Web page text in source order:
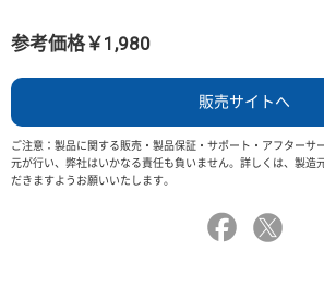
参考価格￥1,980
販売サイトへ
ご注意：製品に関する販売・製品保証・サポート・アフターサ
元が行い、弊社はいかなる責任も負いません。詳しくは、製造
だきますようお願いいたします。